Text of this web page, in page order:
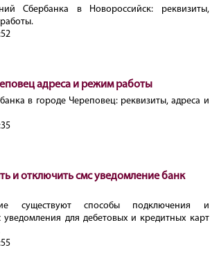
Сбербанка в Новороссийск: реквизиты,
адреса и режим работы
в городе Череповец: реквизиты, адреса и
и отключить смс уведомление банк
существуют способы подключения и
уведомления для дебетовых и кредитных карт